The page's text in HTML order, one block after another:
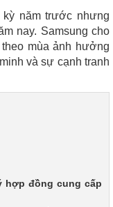
năm trước nhưng
nay. Samsung cho
mùa ảnh hưởng
và sự cạnh tranh
hợp đồng cung cấp